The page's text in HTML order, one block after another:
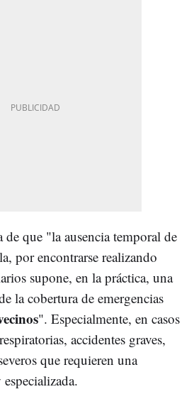
que "la ausencia temporal de
por encontrarse realizando
supone, en la práctica, una
la cobertura de emergencias
". Especialmente, en casos
accidentes graves,
que requieren una